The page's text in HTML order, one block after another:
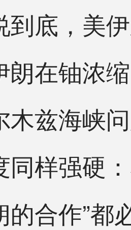
，美伊
朗在铀浓
木兹海峡
同样强硬
的合作”都